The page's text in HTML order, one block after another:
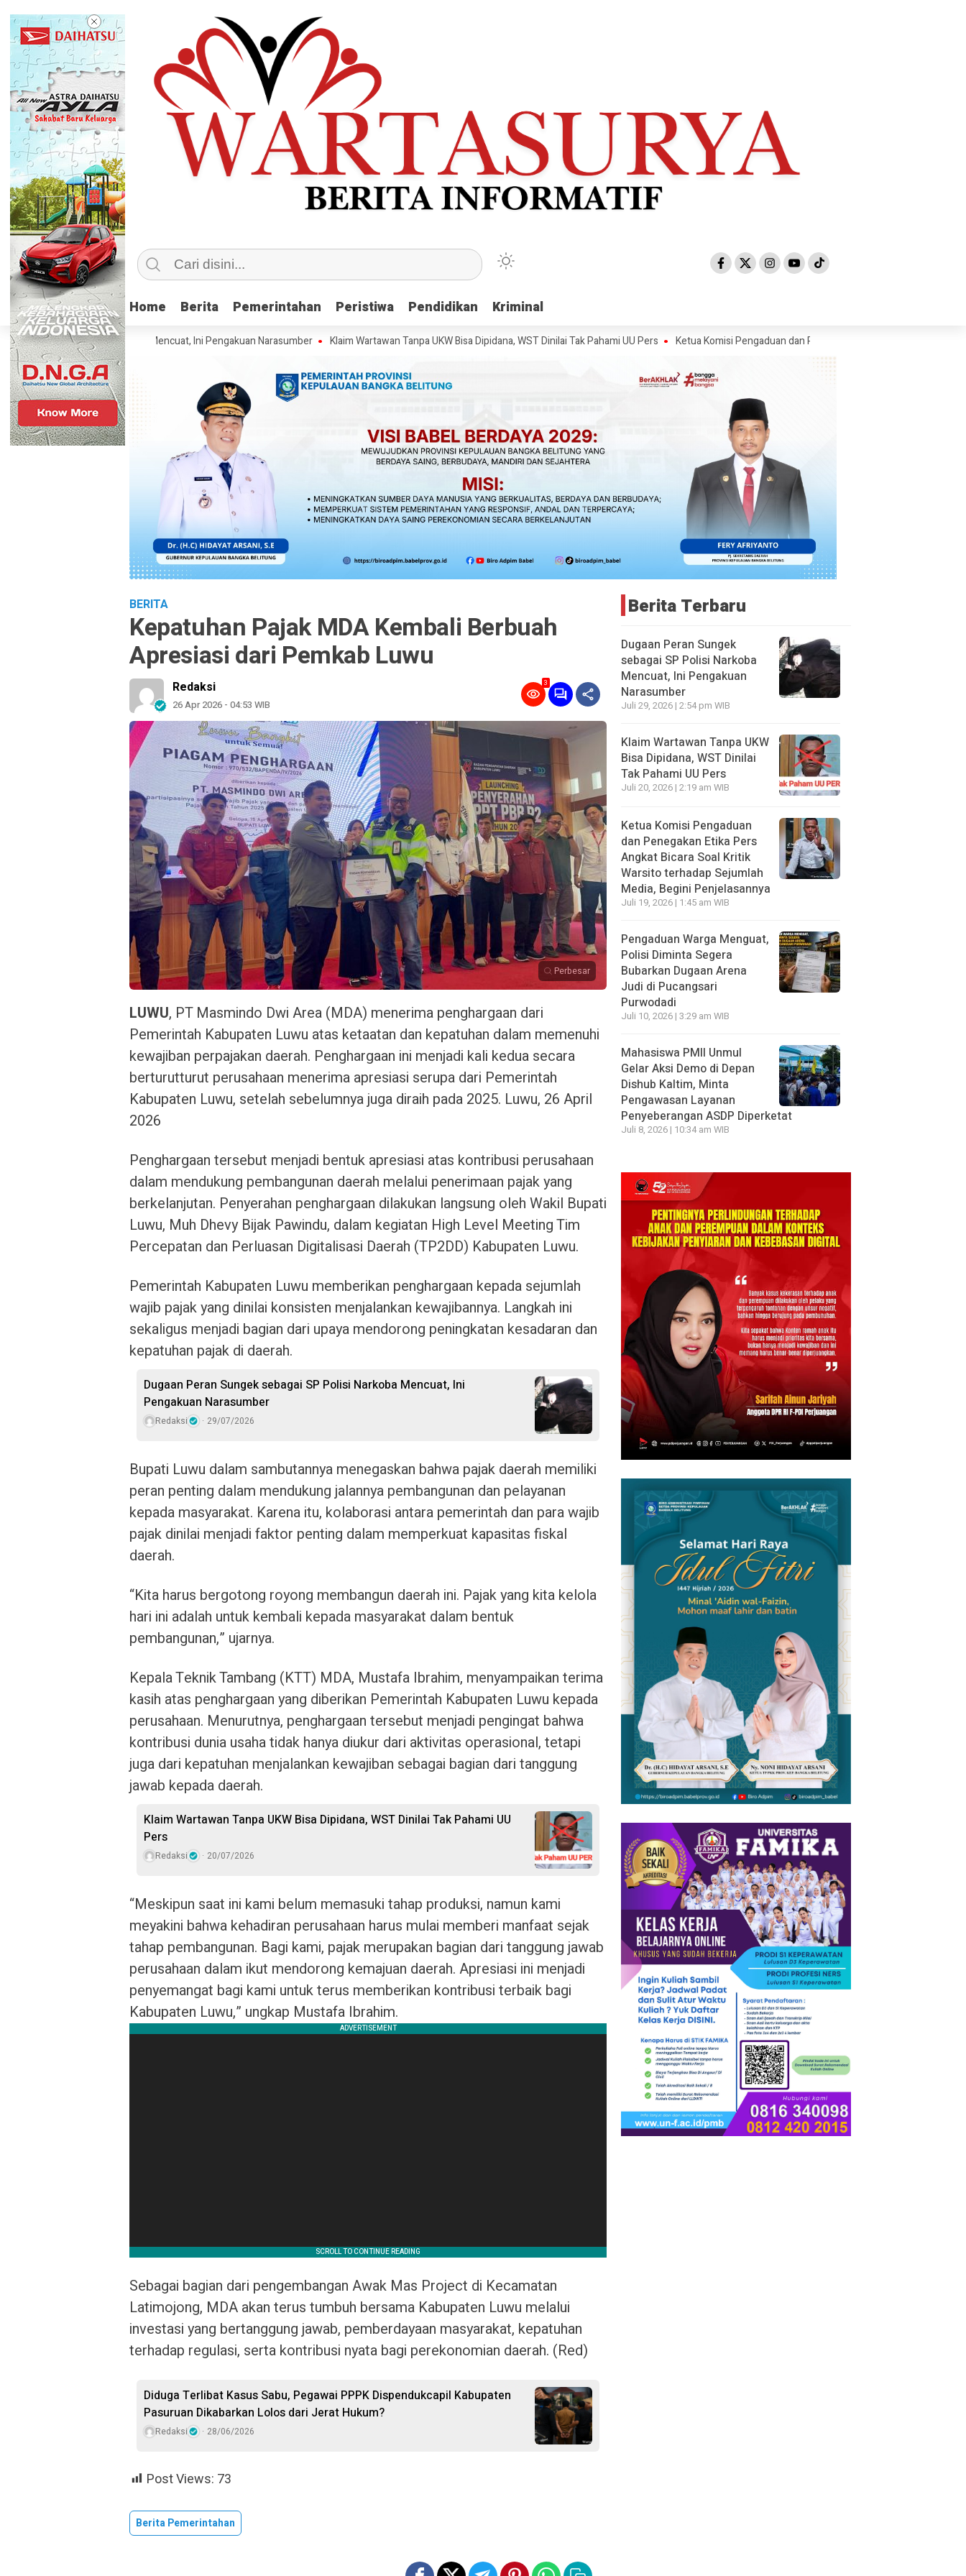
Home Berita Pemerintahan Peristiwa Pendidikan Kriminal
Home Berita Pemerintahan Peristiwa Pendidikan Kriminal
SP Polisi Narkoba Mencuat, Ini Pengakuan Narasumber Klaim Wartawan Tanpa UKW Bisa Dipidana, WST Dinilai Tak Pahami UU Pers Ketua Komisi Pengaduan dan Penegakan Etika Pers Angkat Bicara Soal Kritik
BERITA
Kepatuhan Pajak MDA Kembali Berbuah
Apresiasi dari Pemkab Luwu
Redaksi
26 Apr 2026 - 04:53 WIB
3
Perbesar
LUWU, PT Masmindo Dwi Area (MDA) menerima penghargaan dari
Pemerintah Kabupaten Luwu atas ketaatan dan kepatuhan dalam memenuhi
kewajiban perpajakan daerah. Penghargaan ini menjadi kali kedua secara
berturutturut perusahaan menerima apresiasi serupa dari Pemerintah
Kabupaten Luwu, setelah sebelumnya juga diraih pada 2025. Luwu, 26 April
2026
Penghargaan tersebut menjadi bentuk apresiasi atas kontribusi perusahaan
dalam mendukung pembangunan daerah melalui penerimaan pajak yang
berkelanjutan. Penyerahan penghargaan dilakukan langsung oleh Wakil Bupati
Luwu, Muh Dhevy Bijak Pawindu, dalam kegiatan High Level Meeting Tim
Percepatan dan Perluasan Digitalisasi Daerah (TP2DD) Kabupaten Luwu.
Pemerintah Kabupaten Luwu memberikan penghargaan kepada sejumlah
wajib pajak yang dinilai konsisten menjalankan kewajibannya. Langkah ini
sekaligus menjadi bagian dari upaya mendorong peningkatan kesadaran dan
kepatuhan pajak di daerah.
Dugaan Peran Sungek sebagai SP Polisi Narkoba Mencuat, Ini
Pengakuan Narasumber
Redaksi 29/07/2026
Bupati Luwu dalam sambutannya menegaskan bahwa pajak daerah memiliki
peran penting dalam mendukung jalannya pembangunan dan pelayanan
kepada masyarakat. Karena itu, kolaborasi antara pemerintah dan para wajib
pajak dinilai menjadi faktor penting dalam memperkuat kapasitas fiskal
daerah.
“Kita harus bergotong royong membangun daerah ini. Pajak yang kita kelola
hari ini adalah untuk kembali kepada masyarakat dalam bentuk
pembangunan,” ujarnya.
Kepala Teknik Tambang (KTT) MDA, Mustafa Ibrahim, menyampaikan terima
kasih atas penghargaan yang diberikan Pemerintah Kabupaten Luwu kepada
perusahaan. Menurutnya, penghargaan tersebut menjadi pengingat bahwa
kontribusi dunia usaha tidak hanya diukur dari aktivitas operasional, tetapi
juga dari kepatuhan menjalankan kewajiban sebagai bagian dari tanggung
jawab kepada daerah.
Klaim Wartawan Tanpa UKW Bisa Dipidana, WST Dinilai Tak Pahami UU
Pers
Redaksi 20/07/2026
“Meskipun saat ini kami belum memasuki tahap produksi, namun kami
meyakini bahwa kehadiran perusahaan harus mulai memberi manfaat sejak
tahap pembangunan. Bagi kami, pajak merupakan bagian dari tanggung jawab
perusahaan dalam ikut mendorong kemajuan daerah. Apresiasi ini menjadi
penyemangat bagi kami untuk terus memberikan kontribusi terbaik bagi
Kabupaten Luwu,” ungkap Mustafa Ibrahim.
Sebagai bagian dari pengembangan Awak Mas Project di Kecamatan
Latimojong, MDA akan terus tumbuh bersama Kabupaten Luwu melalui
investasi yang bertanggung jawab, pemberdayaan masyarakat, kepatuhan
terhadap regulasi, serta kontribusi nyata bagi perekonomian daerah. (Red)
Diduga Terlibat Kasus Sabu, Pegawai PPPK Dispendukcapil Kabupaten
Pasuruan Dikabarkan Lolos dari Jerat Hukum?
Redaksi 28/06/2026
Post Views: 73
Berita Pemerintahan
Berita Terbaru
Dugaan Peran Sungek
sebagai SP Polisi Narkoba
Mencuat, Ini Pengakuan
Narasumber
Juli 29, 2026 | 2:54 pm WIB
Klaim Wartawan Tanpa UKW
Bisa Dipidana, WST Dinilai
Tak Pahami UU Pers
Juli 20, 2026 | 2:19 am WIB
Ketua Komisi Pengaduan
dan Penegakan Etika Pers
Angkat Bicara Soal Kritik
Warsito terhadap Sejumlah
Media, Begini Penjelasannya
Juli 19, 2026 | 1:45 am WIB
Pengaduan Warga Menguat,
Polisi Diminta Segera
Bubarkan Dugaan Arena
Judi di Pucangsari
Purwodadi
Juli 10, 2026 | 3:29 am WIB
Mahasiswa PMII Unmul
Gelar Aksi Demo di Depan
Dishub Kaltim, Minta
Pengawasan Layanan
Penyeberangan ASDP Diperketat
Juli 8, 2026 | 10:34 am WIB